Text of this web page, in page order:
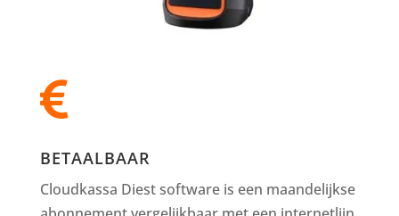

BETAALBAAR
Cloudkassa Diest software is een maandelijkse